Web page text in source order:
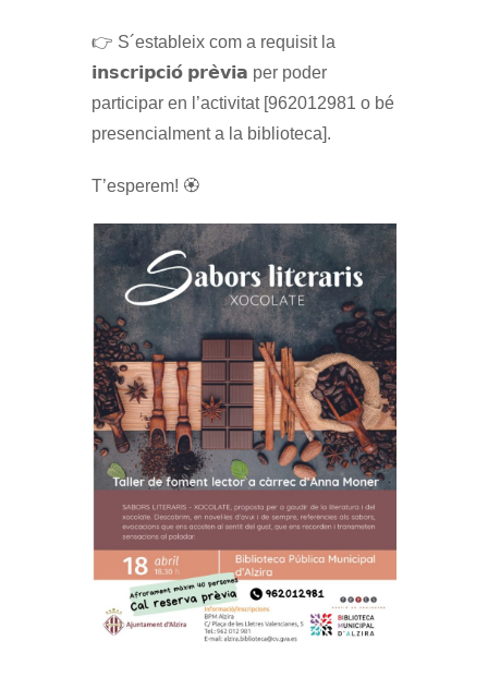
👉 S´estableix com a requisit la
𝗶𝗻𝘀𝗰𝗿𝗶𝗽𝗰𝗶𝗼́ 𝗽𝗿𝗲̀𝘃𝗶𝗮 per poder
participar en l’activitat [962012981 o bé
presencialment a la biblioteca].
T’esperem! 🏵